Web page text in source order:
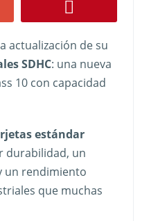
actualización de su
SDHC: una nueva
10 con capacidad
estándar
durabilidad, un
un rendimiento
que muchas